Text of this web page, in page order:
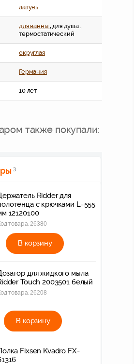
латунь
для ванны , для душа ,
термостатический
округлая
Германия
10 лет
также покупали:
3
Ridder для
с крючками L=555
12120100
товара: 26380
В корзину
для жидкого мыла
Touch 2003501 белый
товара: 26208
В корзину
Fixsen Kvadro FX-